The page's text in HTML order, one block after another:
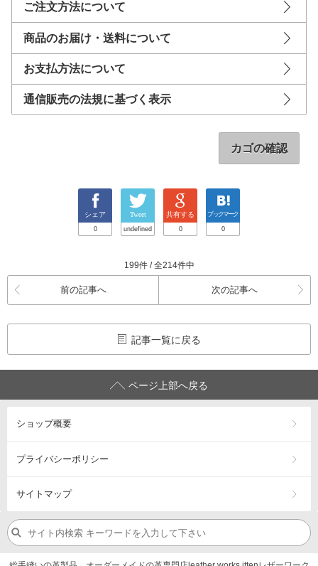
ご注文方法について
商品のお届け・送料について
お支払方法について
通信販売の法規に基づく表示
カゴの確認
シェア
0
Tweet
undefined
共有する
0
ブックマーク
0
199件 / 全214件中
前の記事へ 次の記事へ
記事一覧に戻る
ページ上部へ戻る
ショップ概要
プライバシーポリシー
サイトマップ